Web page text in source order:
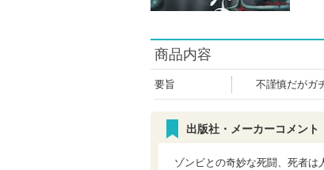
商品内容
要旨 不謹慎だがガ
出版社・メーカーコメント
ゾンビとの奇妙な死闘、死者